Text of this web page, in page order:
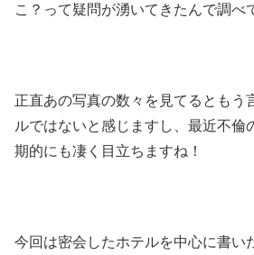
こ？って疑問が湧いてきたんで調べ
正直あの写真の数々を見てるともう
ルではないと感じますし、最近不倫
期的にも凄く目立ちますね！
今回は密会したホテルを中心に書い